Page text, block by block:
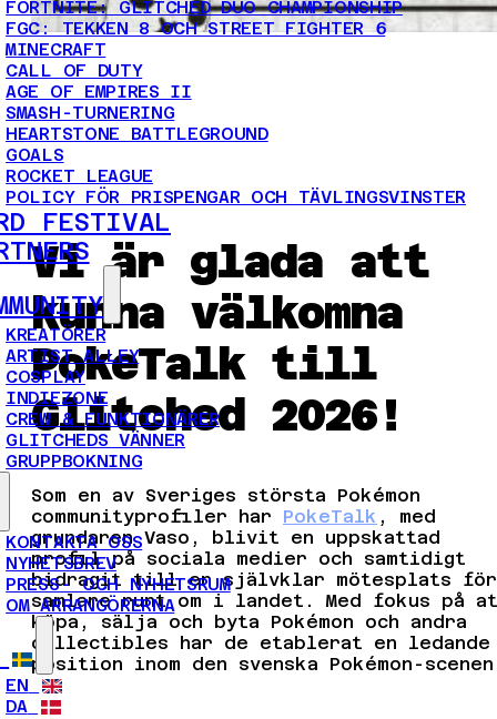
FORTNITE: GLITCHED DUO CHAMPIONSHIP
FGC: TEKKEN 8 OCH STREET FIGHTER 6
MINECRAFT
CALL OF DUTY
AGE OF EMPIRES II
SMASH-TURNERING
HEARTSTONE BATTLEGROUND
GOALS
ROCKET LEAGUE
POLICY FÖR PRISPENGAR OCH TÄVLINGSVINSTER
FESTIVAL
KREATÖRER
ARTIST ALLEY
COSPLAY
INDIEZONE
CREW & FUNKTIONÄRER
GLITCHEDS VÄNNER
GRUPPBOKNING
KONTAKTA OSS
NYHETSBREV
PRESS- OCH NYHETSRUM
OM ARRANGÖRERNA
EN
DA
Vi är glada att
kunna välkomna
PokeTalk till
Glitched 2026!
Som en av Sveriges största Pokémon
communityprofiler har PokeTalk , med
grundaren Vaso, blivit en uppskattad
profil på sociala medier och samtidigt
bidragit till en självklar mötesplats för
samlare runt om i landet. Med fokus på
köpa, sälja och byta Pokémon och andra
collectibles har de etablerat en ledande
position inom den svenska Pokémon-